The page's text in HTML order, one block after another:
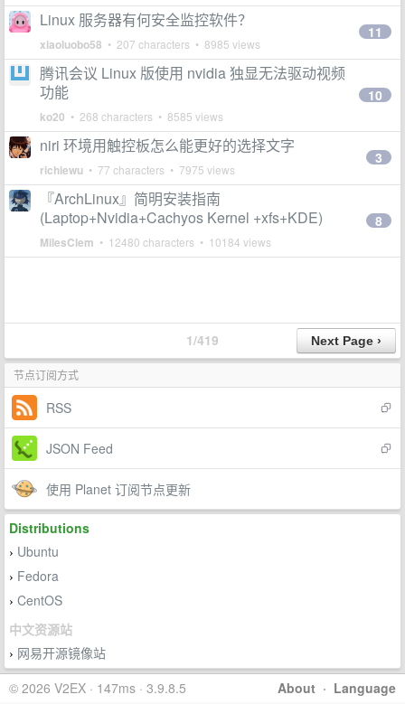
Linux 服务器有何安全监控软件？
xiaoluobo58 • 207 characters • 8985 views
11
腾讯会议 Linux 版使用 nvidia 独显无法驱动视频
功能
ko20 • 268 characters • 8585 views
10
niri 环境用触控板怎么能更好的选择文字
richiewu • 77 characters • 7975 views
3
『ArchLinux』简明安装指南
(Laptop+Nvidia+Cachyos Kernel +xfs+KDE)
MilesClem • 12480 characters • 10184 views
8
1/419
节点订阅方式
RSS
JSON Feed
使用 Planet 订阅节点更新
Distributions
› Ubuntu
› Fedora
› CentOS
中文资源站
› 网易开源镜像站
About · Language
© 2026 V2EX · 147ms · 3.9.8.5